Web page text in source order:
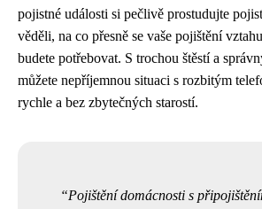
pojistné události si pečlivě prostudujte
věděli, na co přesně se vaše pojištění
budete potřebovat. S trochou štěstí a
můžete nepříjemnou situaci s rozbitým
rychle a bez zbytečných starostí.
Pojištění domácnosti s